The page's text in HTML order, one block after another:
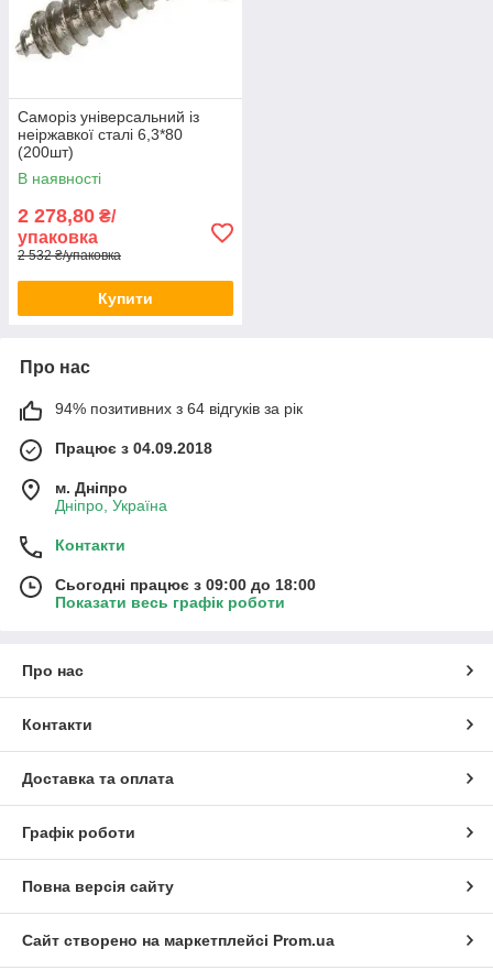
Саморіз універсальний із
неіржавкої сталі 6,3*80
(200шт)
В наявності
2 278,80 ₴/
упаковка
2 532 ₴/упаковка
Купити
Про нас
94% позитивних з 64 відгуків за рік
Працює з 04.09.2018
м. Дніпро
Дніпро, Україна
Контакти
Сьогодні працює з 09:00 до 18:00
Показати весь графік роботи
Про нас
Контакти
Доставка та оплата
Графік роботи
Повна версія сайту
Сайт створено на маркетплейсі Prom.ua